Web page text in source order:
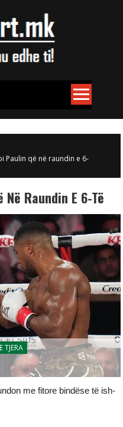
Paulin që në raundin e 6-
Raundin E 6-Të
TJERA
me fitore bindëse të ish-